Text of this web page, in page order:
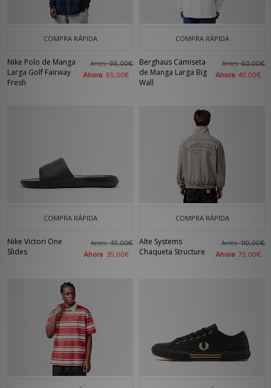
COMPRA RÁPIDA
Nike Polo de Manga
Larga Golf Fairway
Fresh
Antes95,00€
Ahora 65,00€
COMPRA RÁPIDA
Berghaus Camiseta
de Manga Larga Big
Wall
Antes60,00€
Ahora 40,00€
COMPRA RÁPIDA
Nike Victori One
Slides
Antes40,00€
Ahora 35,00€
COMPRA RÁPIDA
Alte Systems
Chaqueta Structure
Antes110,00€
Ahora 75,00€